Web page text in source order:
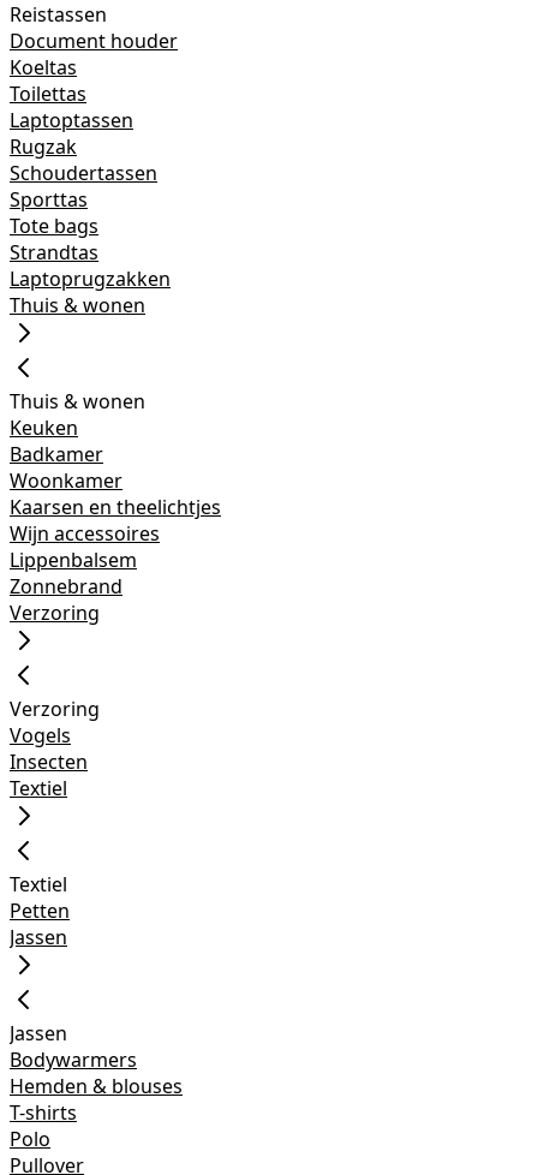
Reistassen
Document houder
Koeltas
Toilettas
Laptoptassen
Rugzak
Schoudertassen
Sporttas
Tote bags
Strandtas
Laptoprugzakken
Thuis & wonen
Thuis & wonen
Keuken
Badkamer
Woonkamer
Kaarsen en theelichtjes
Wijn accessoires
Lippenbalsem
Zonnebrand
Verzoring
Verzoring
Vogels
Insecten
Textiel
Textiel
Petten
Jassen
Jassen
Bodywarmers
Hemden & blouses
T-shirts
Polo
Pullover